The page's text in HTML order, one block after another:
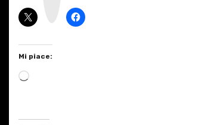
Mi piace:
C